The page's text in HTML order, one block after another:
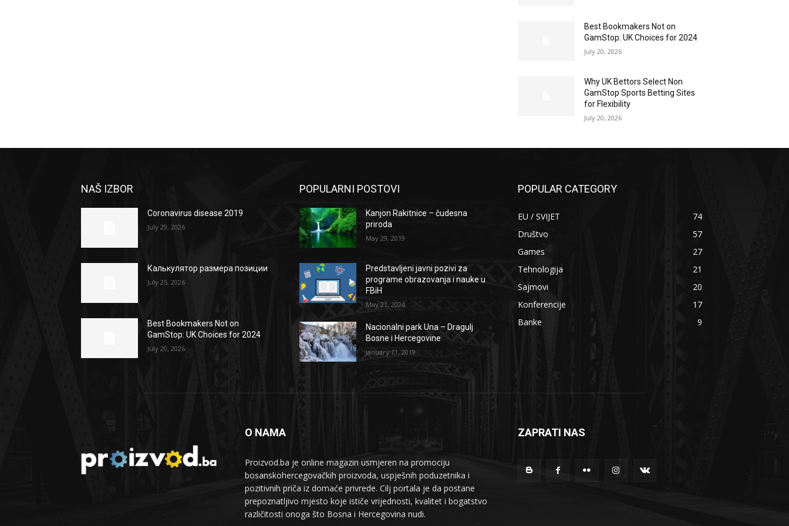
Best Bookmakers Not on
GamStop: UK Choices for 2024
July 20, 2026
Why UK Bettors Select Non
GamStop Sports Betting Sites
for Flexibility
July 20, 2026
NAŠ IZBOR
Coronavirus disease 2019
July 29, 2026
Калькулятор размера позиции
July 25, 2026
Best Bookmakers Not on
GamStop: UK Choices for 2024
July 20, 2026
POPULARNI POSTOVI
Kanjon Rakitnice – čudesna
priroda
May 29, 2019
Predstavljeni javni pozivi za
programe obrazovanja i nauke u
FBiH
May 21, 2024
Nacionalni park Una – Dragulj
Bosne i Hercegovine
January 11, 2019
POPULAR CATEGORY
EU / SVIJET
74
Društvo
57
Games
27
Tehnologija
21
Sajmovi
20
Konferencije
17
Banke
9
O NAMA
Proizvod.ba je online magazin usmjeren na promociju
bosanskohercegovačkih proizvoda, uspješnih poduzetnika i
pozitivnih priča iz domaće privrede. Cilj portala je da postane
prepoznatljivo mjesto koje ističe vrijednosti, kvalitet i bogatstvo
različitosti onoga što Bosna i Hercegovina nudi.
ZAPRATI NAS